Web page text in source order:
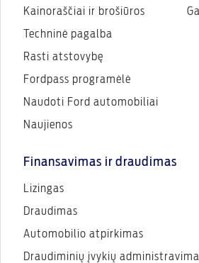
Kainoraščiai ir brošiūros
Techninė pagalba
Rasti atstovybę
Fordpass programėlė
Naudoti Ford automobiliai
Naujienos
Finansavimas ir draudimas
Lizingas
Draudimas
Automobilio atpirkimas
Draudiminių įvykių